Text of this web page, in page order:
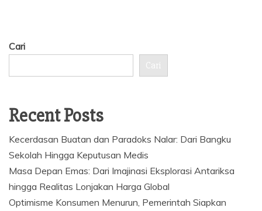
Cari
Cari
Recent Posts
Kecerdasan Buatan dan Paradoks Nalar: Dari Bangku
Sekolah Hingga Keputusan Medis
Masa Depan Emas: Dari Imajinasi Eksplorasi Antariksa
hingga Realitas Lonjakan Harga Global
Optimisme Konsumen Menurun, Pemerintah Siapkan